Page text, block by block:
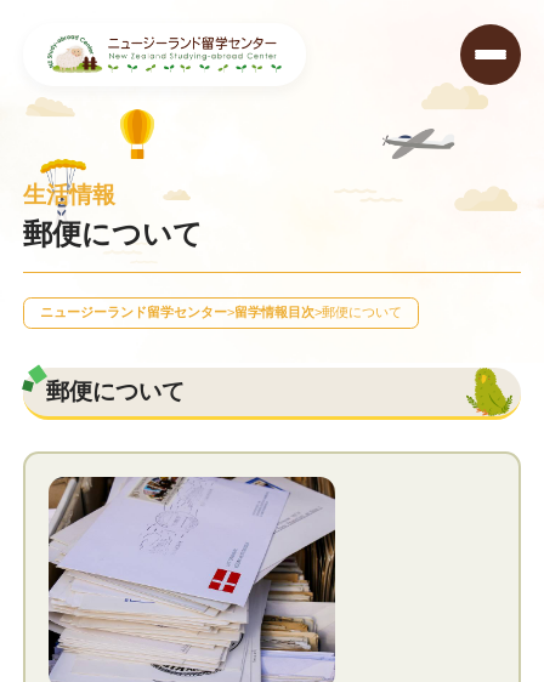
郵便について
生活情報
ニュージーランド留学センター>留学情報目次>郵便について
郵便について